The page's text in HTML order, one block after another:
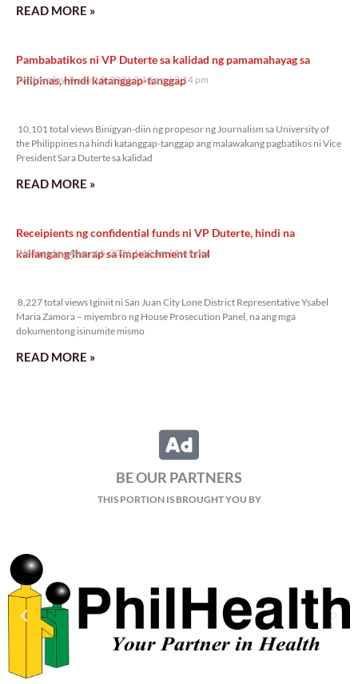
READ MORE »
Pambabatikos ni VP Duterte sa kalidad ng pamamahayag sa
Pilipinas, hindi katanggap-tanggap
Wednesday, August 5, 2026 2:14 pm 2:14 pm
10,101 total views Binigyan-diin ng propesor ng Journalism sa University of
the Philippines na hindi katanggap-tanggap ang malawakang pagbatikos ni Vice
President Sara Duterte sa kalidad
READ MORE »
Receipients ng confidential funds ni VP Duterte, hindi na
kailangang iharap sa impeachment trial
Wednesday, August 5, 2026 1:49 pm 1:49 pm
8,227 total views Iginiit ni San Juan City Lone District Representative Ysabel
Maria Zamora – miyembro ng House Prosecution Panel, na ang mga
dokumentong isinumite mismo
READ MORE »
BE OUR PARTNERS
THIS PORTION IS BROUGHT YOU BY